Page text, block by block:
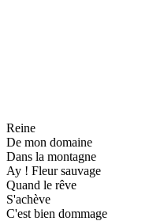
Reine
De mon domaine
Dans la montagne
Ay ! Fleur sauvage
Quand le rêve
S'achève
C'est bien dommage